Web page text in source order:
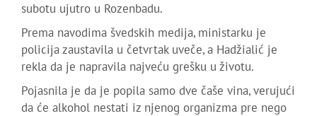
subotu ujutro u Rozenbadu.
Prema navodima švedskih medija, ministarku je
policija zaustavila u četvrtak uveče, a Hadžialić je
rekla da je napravila najveću grešku u životu.
Pojasnila je da je popila samo dve čaše vina, verujući
da će alkohol nestati iz njenog organizma pre nego